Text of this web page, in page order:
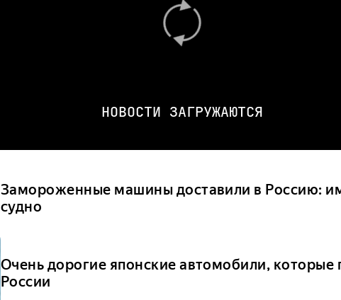
НОВОСТИ ЗАГРУЖАЮТСЯ
Замороженные машины доставили в Россию:
судно
Очень дорогие японские автомобили, которые
России